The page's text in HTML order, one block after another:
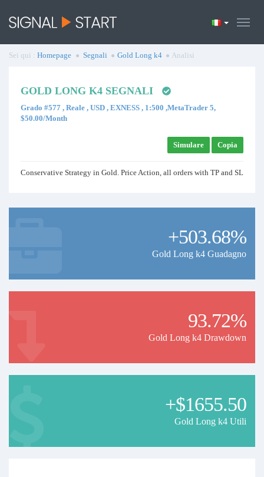
Sei qui : Homepage Segnali Gold Long k4 Analisi
GOLD LONG K4 SEGNALI
Grado #577 , Reale , USD , EXNESS , 1:500 ,MetaTrader 5,
$50.00/Month
Simulare Copia
Conservative Strategy in Gold. Price Action, all orders with TP and SL
+503.68%
Gold Long k4 Guadagno
93.72%
Gold Long k4 Drawdown
+$1655.50
Gold Long k4 Utili